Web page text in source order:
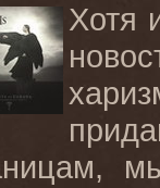
Хотя